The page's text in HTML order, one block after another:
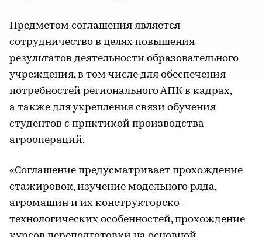
Предметом соглашения является
сотрудничество в целях повышения
результатов деятельности образовательного
учреждения, в том числе для обеспечения
потребностей регионального АПК в кадрах,
а также для укрепления связи обучения
студентов с прпктикой производства
агроопераций.
«Соглашение предусматривает прохождение
стажировок, изучение модельного ряда,
агромашин и их конструкторско-
технологических особенностей, прохождение